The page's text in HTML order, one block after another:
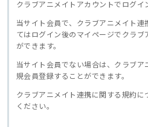
クラブアニメイトアカウントでログイ
当サイト会員で、クラブアニメイト
てはログイン後のマイページでクラブ
ができます。
当サイト会員でない場合は、クラブ
規会員登録することができます。
クラブアニメイト連携に関する規約に
ください。